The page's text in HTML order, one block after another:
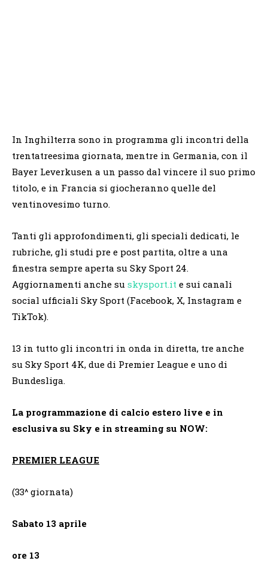
In Inghilterra sono in programma gli incontri della
trentatreesima giornata, mentre in Germania, con il
Bayer Leverkusen a un passo dal vincere il suo primo
titolo, e in Francia si giocheranno quelle del
ventinovesimo turno.
Tanti gli approfondimenti, gli speciali dedicati, le
rubriche, gli studi pre e post partita, oltre a una
finestra sempre aperta su Sky Sport 24.
Aggiornamenti anche su skysport.it e sui canali
social ufficiali Sky Sport (Facebook, X, Instagram e
TikTok).
13 in tutto gli incontri in onda in diretta, tre anche
su Sky Sport 4K, due di Premier League e uno di
Bundesliga.
La programmazione di calcio estero live e in
esclusiva su Sky e in streaming su NOW:
PREMIER LEAGUE
(33^ giornata)
Sabato 13 aprile
ore 13